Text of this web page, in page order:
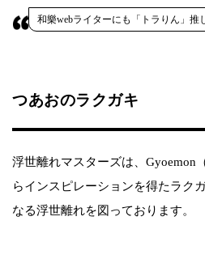
和樂webライターにも「トラりん」推
つあおのラクガキ
浮世離れマスターズは、Gyoemon
らインスピレーションを得たラク
なる浮世離れを図っております。​​